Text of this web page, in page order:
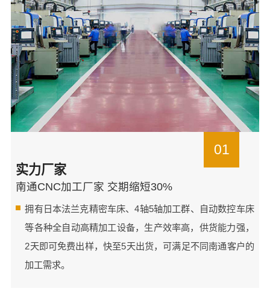
01
实力厂家
南通CNC加工厂家 交期缩短30%
拥有日本法兰克精密车床、4轴5轴加工群、自动数控车床
等各种全自动高精加工设备，生产效率高，供货能力强，
2天即可免费出样，快至5天出货，可满足不同南通客户的
加工需求。